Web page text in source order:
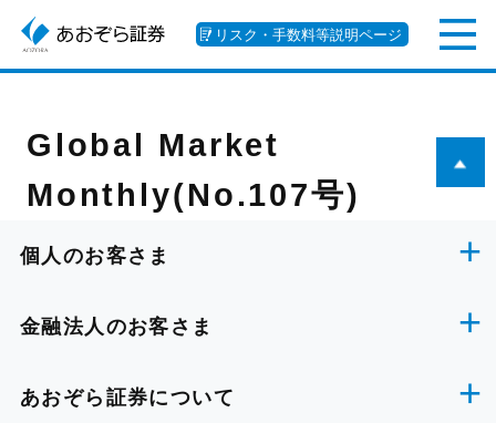
リスク・手数料等説明ページ
Global Market
Monthly(No.107号)
個人のお客さま
金融法人のお客さま
あおぞら証券について